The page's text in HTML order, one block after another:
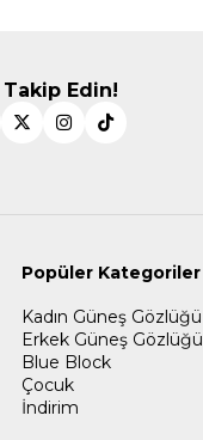
Takip Edin!
Popüler Kategoriler
Kadın Güneş Gözlüğü
Erkek Güneş Gözlüğü
Blue Block
Çocuk
İndirim